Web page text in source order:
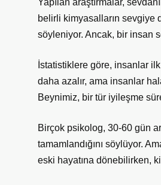
Yapılan araştırmalar,
belirli kimyasalların sevgiye
söyleniyor. Ancak, bir insan
İstatistiklere göre, insanlar
daha azalır, ama insanlar
Beynimiz, bir tür iyileşme
Birçok psikolog, 30-60 gün
tamamlandığını söylüyor.
eski hayatına dönebilirken,